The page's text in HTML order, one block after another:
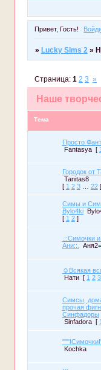
Привет, Гость!
» Lucky Sims 2 »
Наше
Страница: 1 2 3 »
Тема
Просто
Fantasya
[ 1
Городок от
Tanitas8
[ 1 2 3 22 ]
Симы и
Bylo4ki
[ 1 2 ]
.::Симочки
Ани::.
☺Всякая
Нати
[ 1 2 3
Симсы,
прочая
Синфадоры
Sinfadora
[ 1
Kochka